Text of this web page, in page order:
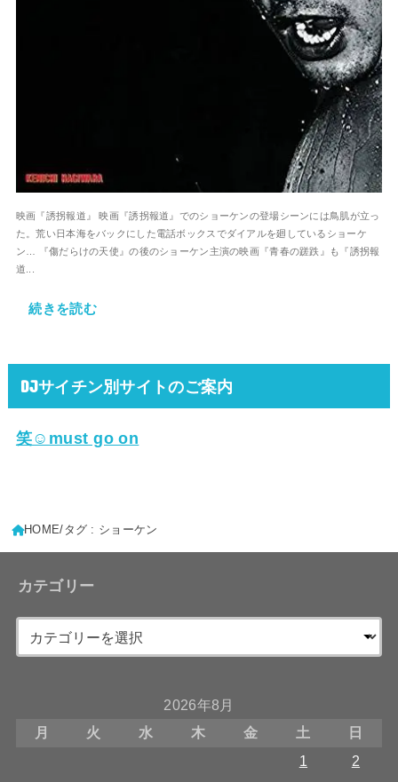
映画『誘拐報道』 映画『誘拐報道』でのショーケンの登場シーンには鳥肌が立っ
た。荒い日本海をバックにした電話ボックスでダイアルを廻しているショーケ
ン… 『傷だらけの天使』の後のショーケン主演の映画『青春の蹉跌』も『誘拐報
道...
続きを読む
DJサイチン別サイトのご案内
笑☺must go on
HOME タグ : ショーケン
カテゴリー
2026年8月
月
火 水 木 金 土
日
1
2